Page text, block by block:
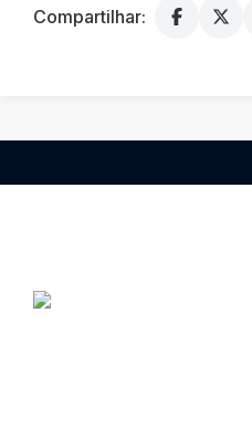
Compartilhar: